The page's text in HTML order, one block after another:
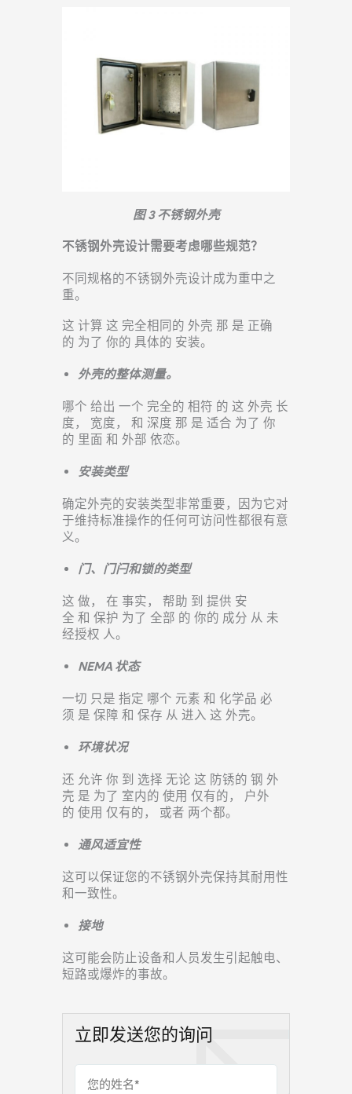
图 3 不锈钢外壳
不锈钢外壳设计需要考虑哪些规范？
不同规格的不锈钢外壳设计成为重中之
重。
这 计算 这 完全相同的 外壳 那 是 正确
的 为了 你的 具体的 安装。
外壳的整体测量。
哪个 给出 一个 完全的 相符 的 这 外壳 长
度， 宽度， 和 深度 那 是 适合 为了 你
的 里面 和 外部 依恋。
安装类型
确定外壳的安装类型非常重要，因为它对
于维持标准操作的任何可访问性都很有意
义。
门、门闩和锁的类型
这 做， 在 事实， 帮助 到 提供 安
全 和 保护 为了 全部 的 你的 成分 从 未
经授权 人。
NEMA 状态
一切 只是 指定 哪个 元素 和 化学品 必
须 是 保障 和 保存 从 进入 这 外壳。
环境状况
还 允许 你 到 选择 无论 这 防锈的 钢 外
壳 是 为了 室内的 使用 仅有的， 户外
的 使用 仅有的， 或者 两个都。
通风适宜性
这可以保证您的不锈钢外壳保持其耐用性
和一致性。
接地
这可能会防止设备和人员发生引起触电、
短路或爆炸的事故。
立即发送您的询问